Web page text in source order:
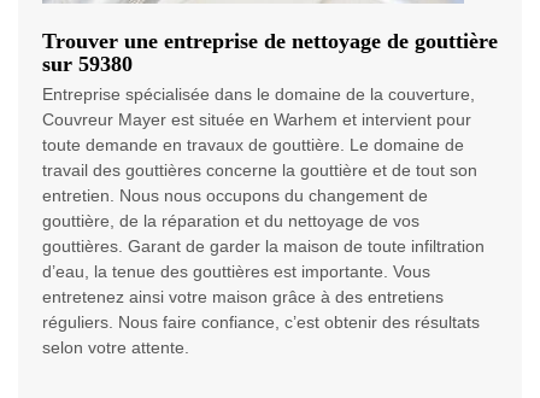
Trouver une entreprise de nettoyage de gouttière
sur 59380
Entreprise spécialisée dans le domaine de la couverture,
Couvreur Mayer est située en Warhem et intervient pour
toute demande en travaux de gouttière. Le domaine de
travail des gouttières concerne la gouttière et de tout son
entretien. Nous nous occupons du changement de
gouttière, de la réparation et du nettoyage de vos
gouttières. Garant de garder la maison de toute infiltration
d’eau, la tenue des gouttières est importante. Vous
entretenez ainsi votre maison grâce à des entretiens
réguliers. Nous faire confiance, c’est obtenir des résultats
selon votre attente.